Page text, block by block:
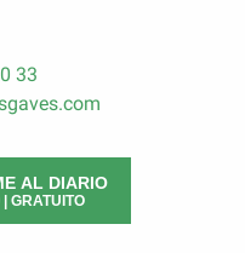
33
AL DIARIO
| GRATUITO